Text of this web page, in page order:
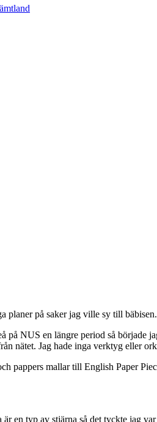
planer på saker jag ville sy till
på NUS en längre period så började
nätet. Jag hade inga verktyg eller
pappers mallar till English Paper
en typ av stjärna så det tyckte jag